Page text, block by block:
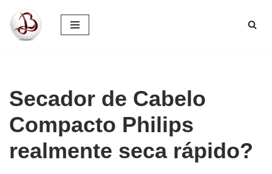
Pular
Secador de Cabelo
Compacto Philips
realmente seca rápido?